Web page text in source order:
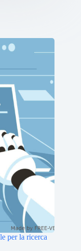
per la ricerca